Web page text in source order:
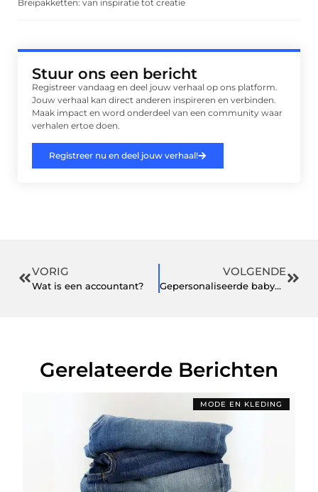
Breipakketten: van inspiratie tot creatie
Stuur ons een bericht
Registreer vandaag en deel jouw verhaal op ons platform.
Jouw verhaal kan direct anderen inspireren en verbinden.
Maak impact en word onderdeel van een community waar
verhalen ertoe doen.
Registreer nu en deel jouw verhaal!
VORIG
Wat is een accountant?
VOLGENDE
Gepersonaliseerde babygeschenken voor als je op kraamvisite gaat
Gerelateerde Berichten
MODE EN KLEDING